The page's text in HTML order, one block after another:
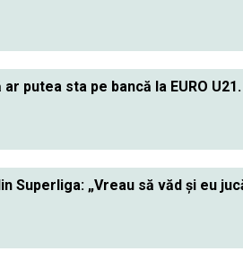
putea sta pe bancă la EURO
Superliga: „Vreau să văd și eu